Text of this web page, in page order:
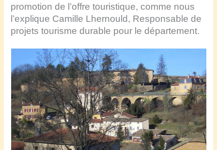
promotion de l’offre touristique, comme nous
l’explique Camille Lhernould, Responsable de
projets tourisme durable pour le département.